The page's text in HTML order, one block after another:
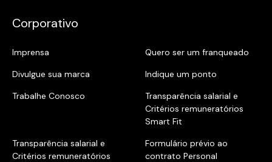
Corporativo
Imprensa
Quero ser um franqueado
Divulgue sua marca
Indique um ponto
Trabalhe Conosco
Transparência salarial e
Critérios remuneratórios
Smart Fit
Transparência salarial e
Critérios remuneratórios
Formulário prévio ao
contrato Personal